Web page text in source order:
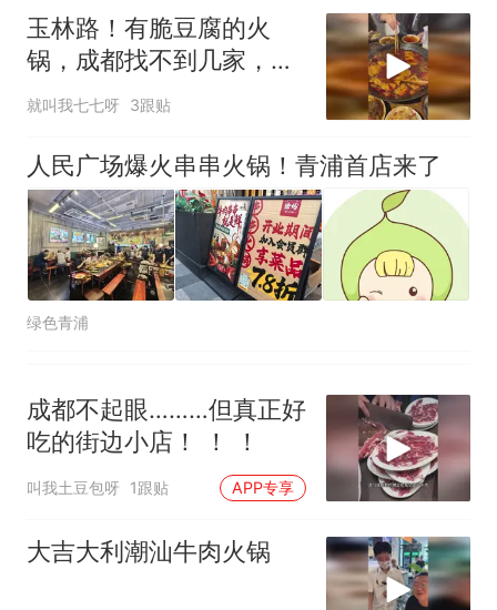
争议，此前一天内数万人从摩
洛哥涌入西班牙
玉林路！有脆豆腐的火
锅，成都找不到几家，真
的好好吃
就叫我七七呀 3跟贴
人民广场爆火串串火锅！青浦首店来了
绿色青浦
成都不起眼………但真正好
吃的街边小店！ ！ ！
叫我土豆包呀 1跟贴 APP专享
大吉大利潮汕牛肉火锅